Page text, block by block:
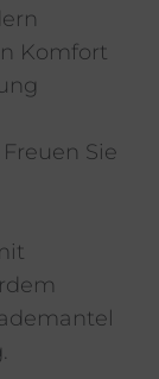
Komfort
Sie